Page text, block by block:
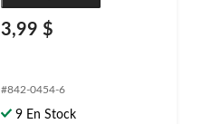
3,99 $
#842-0454-6
9 En Stock